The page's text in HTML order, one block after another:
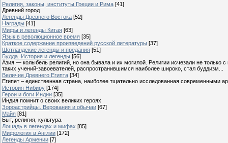
Религия, законы, институты Греции и Рима [41]
Древний город
Легенды Древнего Востока [52]
Награды [41]
Мифы и легенды Китая [63]
Язык в революционное время [35]
Краткое содержание произведений русской литературы [37]
Шотландские легенды и предания [51]
Будда. История и легенды [56]
Азия — колыбель религий, но она бывала и их могилой. Религии исчезали не
таких учений-завоевателей, распространившимся наиболее широко, стал буддизм...
Величие Древнего Египта [34]
Египет – единственная страна, наиболее тщательно исследованная современными
История Нибиру [174]
Герои и боги Индии [35]
Индия помнит о своих великих героях
Зороастрийцы. Верования и обычаи [67]
Майя [81]
Быт, религия, культура.
Лошадь в легендах и мифах [85]
Мифология в Англии [172]
Легенды Армении [7]